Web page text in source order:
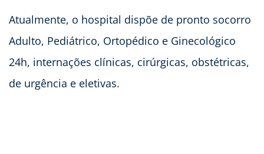
Atualmente, o hospital dispõe de pronto socorro
Adulto, Pediátrico, Ortopédico e Ginecológico
24h, internações clínicas, cirúrgicas, obstétricas,
de urgência e eletivas.